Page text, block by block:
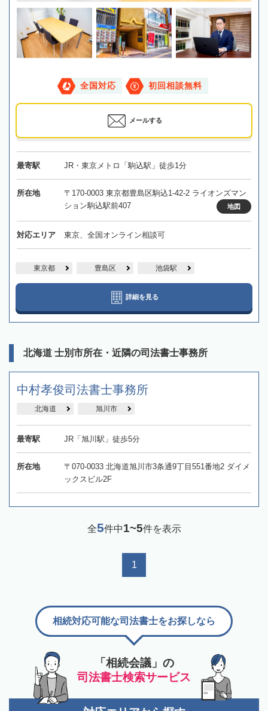
全国対応 初回相談無料
メールする
最寄駅 JR・東京メトロ「駒込駅」徒歩1分
所在地
〒170-0003 東京都豊島区駒込1-42-2 ライオンズマン
ション駒込駅前407
地図
対応エリア 東京、全国オンライン相談可
東京都 豊島区 池袋駅
詳細を見る
北海道 士別市所在・近隣の司法書士事務所
中村孝俊司法書士事務所
北海道 旭川市
最寄駅 JR「旭川駅」徒歩5分
所在地
〒070-0033 北海道旭川市3条通9丁目551番地2 ダイメ
ックスビル2F
全5件中1~5件を表示
1
「相続会議」の
司法書士検索サービス
相続対応可能な司法書士をお探しなら